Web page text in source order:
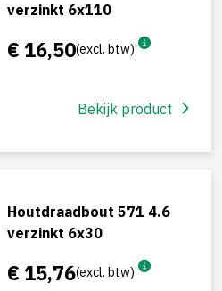
verzinkt 6x110
€ 16,50(excl. btw)
Bekijk product
Houtdraadbout 571 4.6
verzinkt 6x30
€ 15,76(excl. btw)